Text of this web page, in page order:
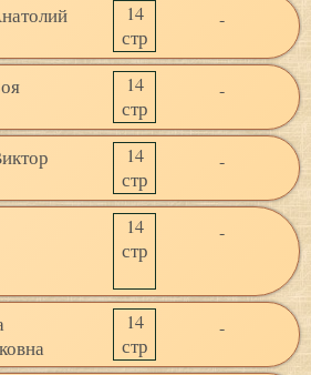
14
стр
-
14
стр
-
14
стр
-
14
стр
-
14
стр
-